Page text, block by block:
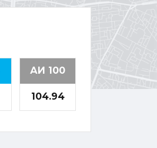
АИ 100
104.94